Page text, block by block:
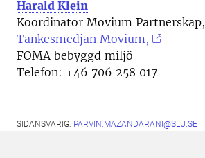
Harald Klein
Koordinator Movium Partnerskap,
Tankesmedjan Movium,
FOMA bebyggd miljö
Telefon: +46 706 258 017
SIDANSVARIG: PARVIN.MAZANDARANI@SLU.SE